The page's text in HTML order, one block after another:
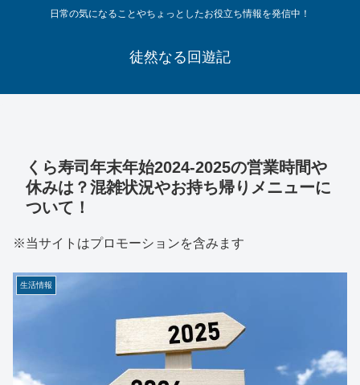
日常の気になることやちょっとしたお役立ち情報を発信中！
徒然なる回遊記
くら寿司年末年始2024-2025の営業時間や
休みは？混雑状況やお持ち帰りメニューに
ついて！
※当サイトはプロモーションを含みます
生活情報